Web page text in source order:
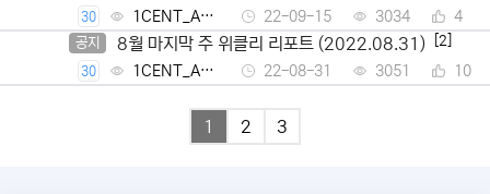
30
1CENT_Ad
min
22-09-15 3034 4
공지 8월 마지막 주 위클리 리포트 (2022.08.31) [2]
30
1CENT_Ad
min
22-08-31 3051 10
1 2 3